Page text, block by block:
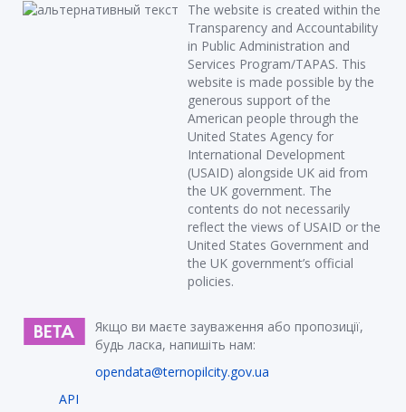
The website is created within the
Transparency and Accountability
in Public Administration and
Services Program/TAPAS. This
website is made possible by the
generous support of the
American people through the
United States Agency for
International Development
(USAID) alongside UK aid from
the UK government. The
contents do not necessarily
reflect the views of USAID or the
United States Government and
the UK government’s official
policies.
Якщо ви маєте зауваження або пропозиції,
будь ласка, напишіть нам:
opendata@ternopilcity.gov.ua
API